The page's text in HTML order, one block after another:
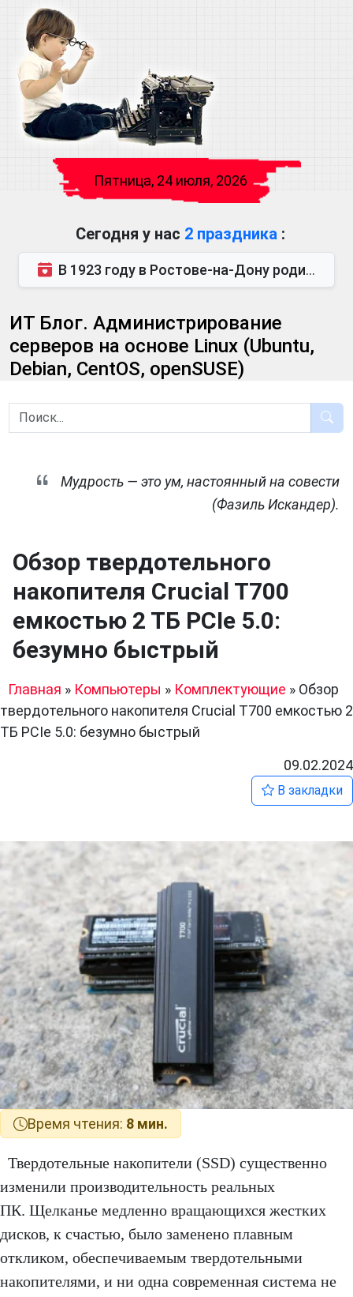
Пятница, 24 июля, 2026
Сегодня у нас 2 праздника :
В 1923 году в Ростове-на-Дону родился Виктор Михайлович Глушков. Под руководством Виктора Михайло...
ИТ Блог. Администрирование
серверов на основе Linux (Ubuntu,
Debian, CentOS, openSUSE)
Мудрость — это ум, настоянный на совести
(Фазиль Искандер).
Обзор твердотельного
накопителя Crucial T700
емкостью 2 ТБ PCIe 5.0:
безумно быстрый
Главная » Компьютеры » Комплектующие » Обзор
твердотельного накопителя Crucial T700 емкостью 2
ТБ PCIe 5.0: безумно быстрый
09.02.2024
В закладки
Время чтения: 8 мин.
Твердотельные накопители (SSD) существенно
изменили производительность реальных
ПК. Щелканье медленно вращающихся жестких
дисков, к счастью, было заменено плавным
откликом, обеспечиваемым твердотельными
накопителями, и ни одна современная система не